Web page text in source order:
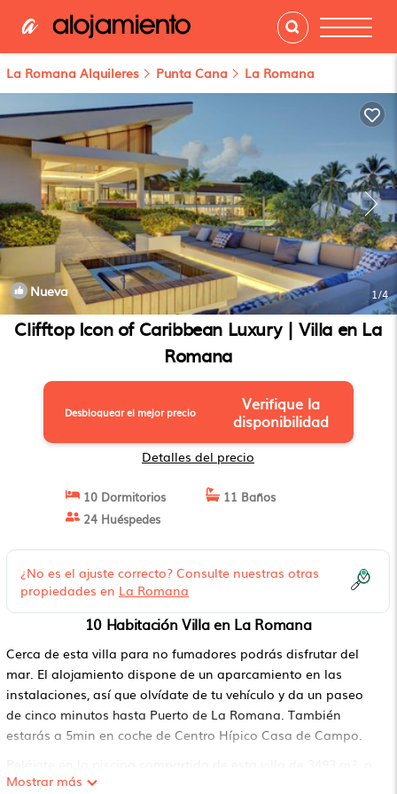
La Romana Alquileres Punta Cana La Romana
Nueva 1/4
Clifftop Icon of Caribbean Luxury | Villa en La
Romana
Desbloquear el mejor precio
Verifique la
disponibilidad
Detalles del precio
10 Dormitorios
11 Baños
24 Huéspedes
¿No es el ajuste correcto? Consulte nuestras otras
propiedades en La Romana
10 Habitación Villa en La Romana
Cerca de esta villa para no fumadores podrás disfrutar del
mar. El alojamiento dispone de un aparcamiento en las
instalaciones, así que olvídate de tu vehículo y da un paseo
de cinco minutos hasta Puerto de La Romana. También
estarás a 5min en coche de Centro Hípico Casa de Campo.
tómate algo en la bañera de hidromasaje. Además, podrás
Mostrar más